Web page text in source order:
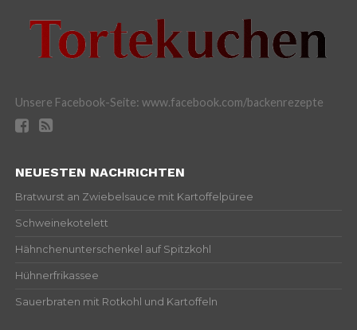
Unsere Facebook-Seite: www.facebook.com/backenrezepte
NEUESTEN NACHRICHTEN
Bratwurst an Zwiebelsauce mit Kartoffelpüree
Schweinekotelett
Hähnchenunterschenkel auf Spitzkohl
Hühnerfrikassee
Sauerbraten mit Rotkohl und Kartoffeln